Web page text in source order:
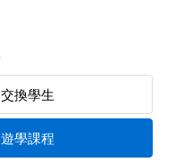
交換學生
遊學課程